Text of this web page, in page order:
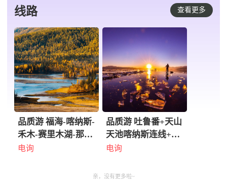
线路 查看更多
品质游 福海-喀纳斯-
禾木-赛里木湖-那拉
提-巴音布鲁克-穿越
电询
品质游 吐鲁番+天山
天池喀纳斯连线+独
库公路十一日游
day Tour of Turpan
电询
亲，没有更多啦~